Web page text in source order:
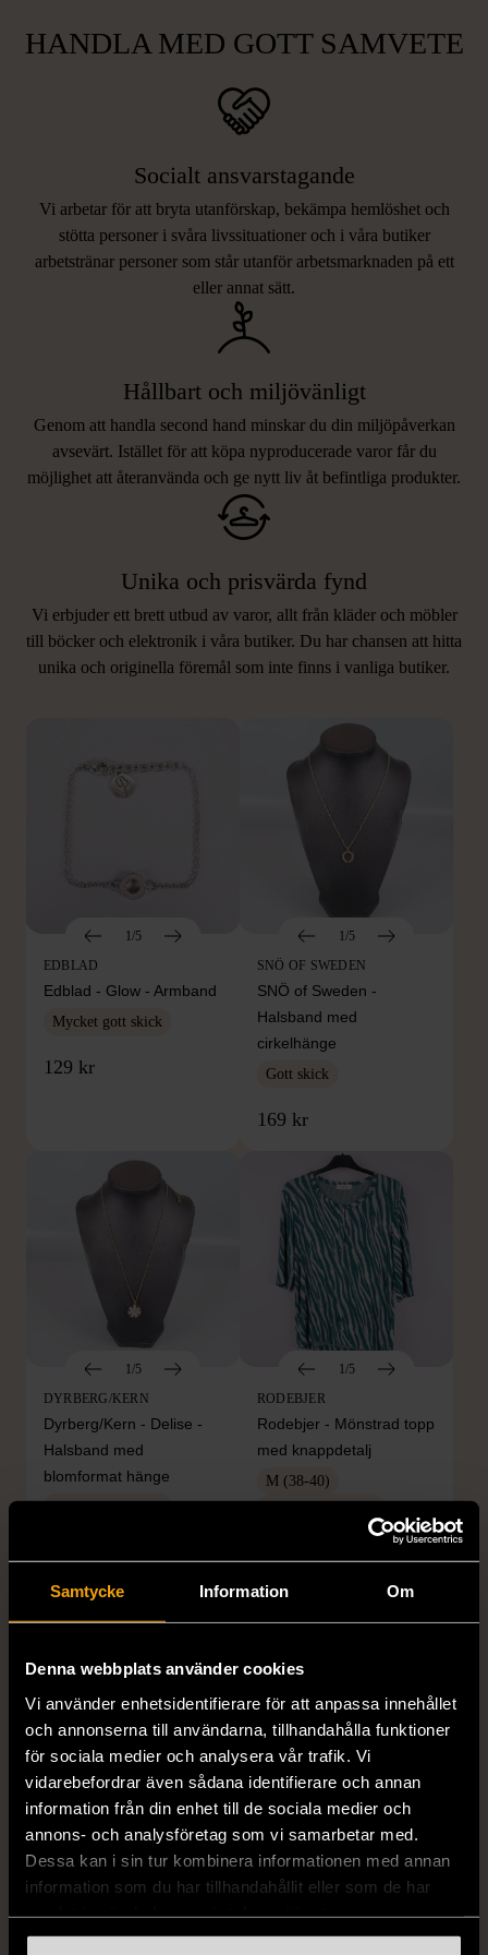
Samtycke Information Om
Denna webbplats använder cookies
Vi använder enhetsidentifierare för att anpassa innehållet
och annonserna till användarna, tillhandahålla funktioner
för sociala medier och analysera vår trafik. Vi
vidarebefordrar även sådana identifierare och annan
information från din enhet till de sociala medier och
annons- och analysföretag som vi samarbetar med.
Dessa kan i sin tur kombinera informationen med annan
information som du har tillhandahållit eller som de har
HANDLA MED GOTT SAMVETE
Socialt ansvarstagande
Vi arbetar för att bryta utanförskap, bekämpa hemlöshet och
stötta personer i svåra livssituationer och i våra butiker
arbetstränar personer som står utanför arbetsmarknaden på ett
eller annat sätt.
Hållbart och miljövänligt
Genom att handla second hand minskar du din miljöpåverkan
avsevärt. Istället för att köpa nyproducerade varor får du
möjlighet att återanvända och ge nytt liv åt befintliga produkter.
Unika och prisvärda fynd
Vi erbjuder ett brett utbud av varor, allt från kläder och möbler
till böcker och elektronik i våra butiker. Du har chansen att hitta
unika och originella föremål som inte finns i vanliga butiker.
LIKNANDE PRODUKTER
Hitta produkter som påminner om denna
1/5
EDBLAD
Edblad - Glow - Armband
Mycket gott skick
129 kr
1/5
SNÖ OF SWEDEN
SNÖ of Sweden -
Halsband med
cirkelhänge
Gott skick
169 kr
1/5
DYRBERG/KERN
Dyrberg/Kern - Delise -
Halsband med
blomformat hänge
Mycket gott skick
1/5
RODEBJER
Rodebjer - Mönstrad topp
med knappdetalj
M (38-40)
1/5
H&M
H&M - Leopardmönstrad
volangklänning
XS (32-34) Nytt skick
1/5
H&M
H&M - Plisserad midikjol
med resårmidja -
M (38-40) Gott skick